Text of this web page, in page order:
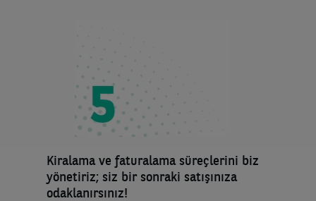
Kiralama ve faturalama süreçlerini biz
yönetiriz; siz bir sonraki satışınıza
odaklanırsınız!